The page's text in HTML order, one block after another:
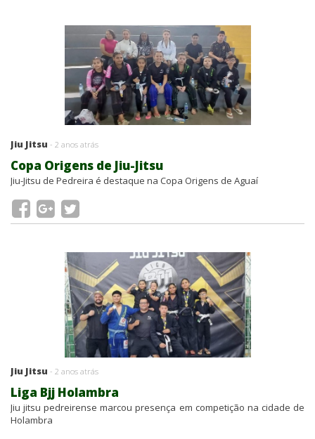
Jiu Jitsu - 2 anos atrás
Copa Origens de Jiu-Jitsu
Jiu-Jitsu de Pedreira é destaque na Copa Origens de Aguaí
Jiu Jitsu - 2 anos atrás
Liga Bjj Holambra
Jiu jitsu pedreirense marcou presença em competição na cidade de
Holambra